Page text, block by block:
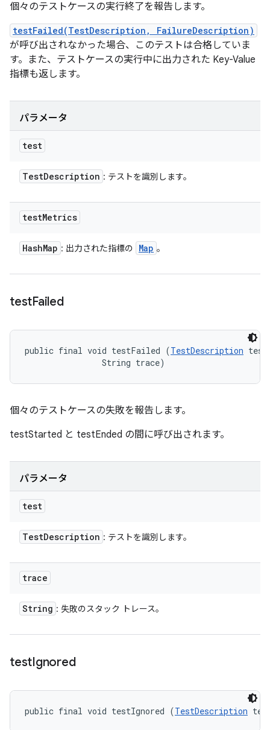
個々のテストケースの実行終了を報告します。
testFailed(TestDescription, FailureDescription)
が呼び出されなかった場合、このテストは合格していま
す。また、テストケースの実行中に出力された Key-Value
指標も返します。
パラメータ
test
TestDescription : テストを識別します。
testMetrics
HashMap : 出力された指標の Map 。
testFailed
public final void testFailed (TestDescription
                String trace)
個々のテストケースの失敗を報告します。
testStarted と testEnded の間に呼び出されます。
パラメータ
test
TestDescription : テストを識別します。
trace
String : 失敗のスタック トレース。
testIgnored
public final void testIgnored (TestDescription